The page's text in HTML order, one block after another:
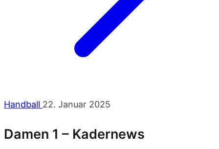
Handball 22. Januar 2025
Damen 1 – Kadernews